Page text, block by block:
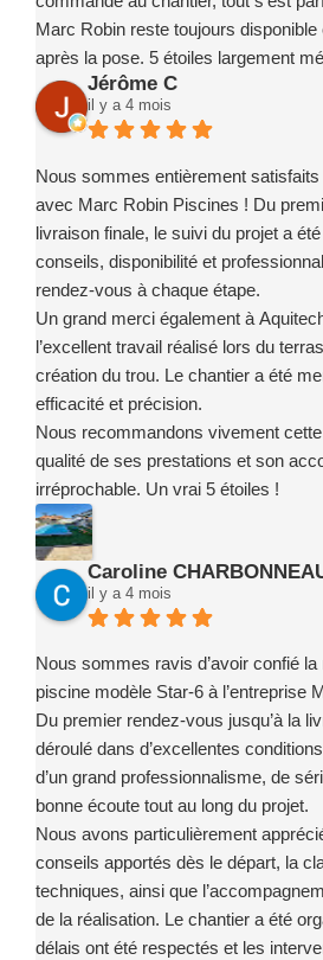
Marc Robin reste toujours disponible
après la pose. 5 étoiles largement
Jérôme C
il y a 4 mois
Nous sommes entièrement
avec Marc Robin Piscines ! Du
livraison finale, le suivi du projet a
conseils, disponibilité et
rendez-vous à chaque étape.
Un grand merci également à
l’excellent travail réalisé lors du
création du trou. Le chantier a été
efficacité et précision.
Nous recommandons vivement
qualité de ses prestations et son
irréprochable. Un vrai 5 étoiles !
Caroline
il y a 4 mois
Nous sommes ravis d’avoir confié
piscine modèle Star-6 à l’entreprise
Du premier rendez-vous jusqu’à la
déroulé dans d’excellentes
d’un grand professionnalisme, de
bonne écoute tout au long du projet.
Nous avons particulièrement
conseils apportés dès le départ, la
techniques, ainsi que
de la réalisation. Le chantier a été
délais ont été respectés et les